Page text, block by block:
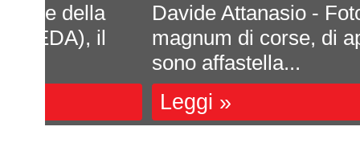
Davide Attanasio - FotocarÈ
magnum di corse, di
sono affastella...